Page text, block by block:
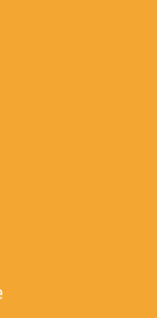
- Eveniments